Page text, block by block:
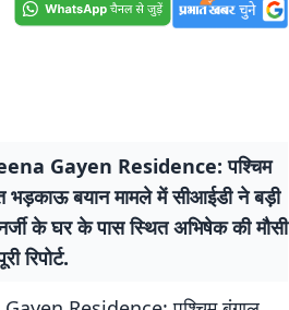
Gayen Residence: पश्चिम
भड़काऊ बयान मामले में सीआईडी ने बड़ी
के घर के पास स्थित अभिषेक की मौसी
रिपोर्ट.